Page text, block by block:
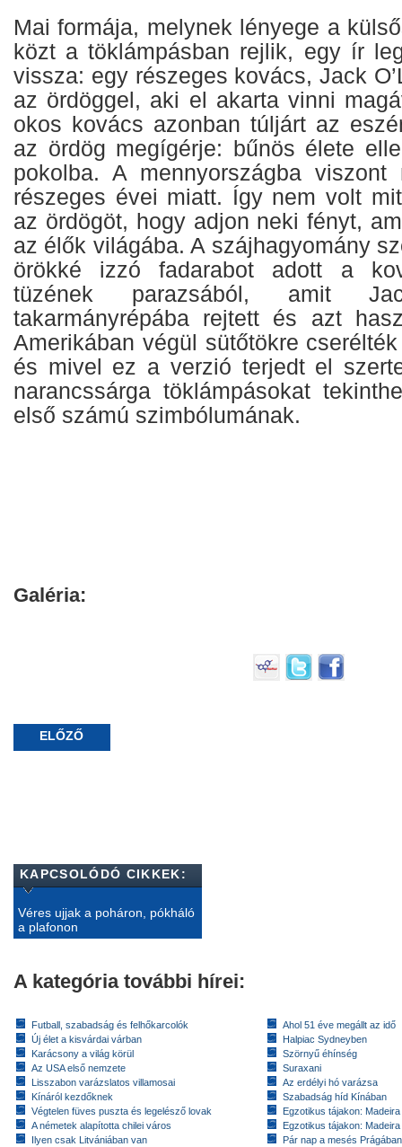
Mai formája, melynek lényege a
közt a töklámpásban rejlik, egy ír
vissza: egy részeges kovács, Jack
az ördöggel, aki el akarta vinni
okos kovács azonban túljárt az
az ördög megígérje: bűnös élete
pokolba. A mennyországba
részeges évei miatt. Így nem volt
az ördögöt, hogy adjon neki fényt,
az élők világába. A szájhagyomány
örökké izzó fadarabot adott a
tüzének parazsából, amit
takarmányrépába rejtett és azt
Amerikában végül sütőtökre
és mivel ez a verzió terjedt el
narancssárga töklámpásokat
első számú szimbólumának.
Galéria:
ELŐZŐ
KAPCSOLÓDÓ CIKKEK:
Véres ujjak a poháron, pókháló
a plafonon
A kategória további hírei:
Futball, szabadság és felhőkarcolók
Új élet a kisvárdai várban
Karácsony a világ körül
Az USA első nemzete
Lisszabon varázslatos villamosai
Kínáról kezdőknek
Végtelen füves puszta és legelésző lovak
A németek alapította chilei város
Ilyen csak Litvániában van
Ahol 51 éve megállt az idő
Halpiac Sydneyben
Szörnyű éhínség
Suraxani
Az erdélyi hó varázsa
Szabadság híd Kínában
Egzotikus tájakon:
Egzotikus tájakon:
Pár nap a mesés Prágában